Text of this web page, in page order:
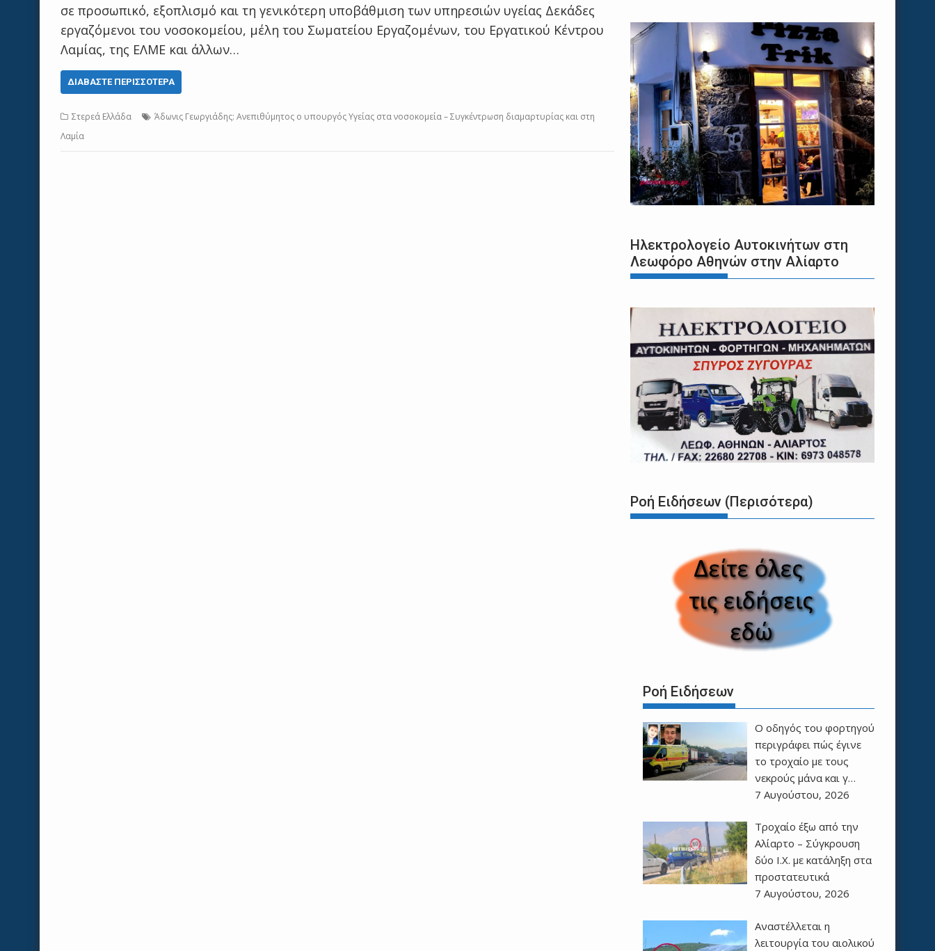
σε προσωπικό, εξοπλισμό και τη γενικότερη υποβάθμιση των υπηρεσιών υγείας Δεκάδες
εργαζόμενοι του νοσοκομείου, μέλη του Σωματείου Εργαζομένων, του Εργατικού Κέντρου
Λαμίας, της ΕΛΜΕ και άλλων…
ΔΙΑΒΆΣΤΕ ΠΕΡΙΣΣΌΤΕΡΑ
Στερεά Ελλάδα
Άδωνις Γεωργιάδης: Ανεπιθύμητος ο υπουργός Υγείας στα νοσοκομεία – Συγκέντρωση διαμαρτυρίας και στη
Λαμία
Ηλεκτρολογείο Αυτοκινήτων στη
Λεωφόρο Αθηνών στην Αλίαρτο
Ροή Ειδήσεων (Περισότερα)
Ροή Ειδήσεων
Ο οδηγός του φορτηγού
περιγράφει πώς έγινε
το τροχαίο με τους
νεκρούς μάνα και γ…
7 Αυγούστου, 2026
Τροχαίο έξω από την
Αλίαρτο – Σύγκρουση
δύο Ι.Χ. με κατάληξη στα
προστατευτικά
7 Αυγούστου, 2026
Αναστέλλεται η
λειτουργία του αιολικού